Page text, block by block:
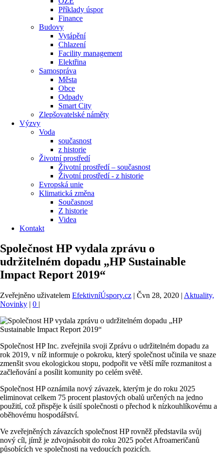
Příklady úspor
Finance
Budovy
Vytápění
Chlazení
Facility management
Elektřina
Samospráva
Města
Obce
Odpady
Smart City
Zlepšovatelské náměty
Výzvy
Voda
současnost
z historie
Životní prostředí
Životní prostředí – současnost
Životní prostředí ​- z historie
Evropská unie
Klimatická změna
Současnost
Z historie
Videa
Kontakt
Společnost HP vydala zprávu o
udržitelném dopadu „HP Sustainable
Impact Report 2019“
Zveřejněno uživatelem EfektivníÚspory.cz | Čvn 28, 2020 | Aktuality,
Novinky | 0 |
Společnost HP Inc. zveřejnila svoji Zprávu o udržitelném dopadu za
rok 2019, v níž informuje o pokroku, který společnost učinila ve snaze
zmenšit svou ekologickou stopu, podpořit ve větší míře rozmanitost a
začleňování a posílit komunity po celém světě.
Společnost HP oznámila nový závazek, kterým je do roku 2025
eliminovat celkem 75 procent plastových obalů určených na jedno
použití, což přispěje k úsilí společnosti o přechod k nízkouhlíkovému a
oběhovému hospodářství.
Ve zveřejněných závazcích společnost HP rovněž představila svůj
nový cíl, jímž je zdvojnásobit do roku 2025 počet Afroameričanů
působících ve společnosti na vedoucích pozicích.